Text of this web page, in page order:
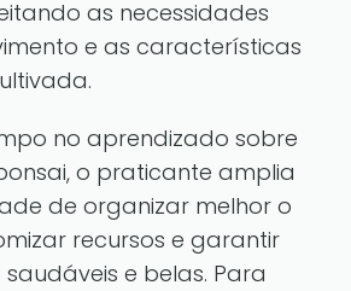
as necessidades
e as características
no aprendizado sobre
o praticante amplia
de organizar melhor o
recursos e garantir
e belas. Para